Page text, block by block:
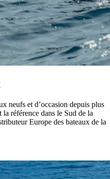
neufs et d’occasion depuis plus
la référence dans le Sud de la
Europe des bateaux de la